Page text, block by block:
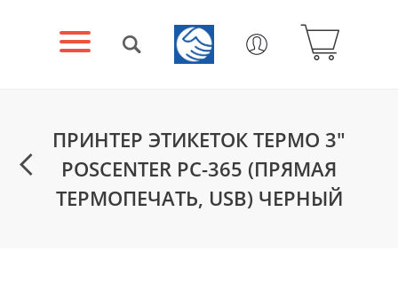
ПРИНТЕР ЭТИКЕТОК ТЕРМО 3"
POSCENTER PC-365 (ПРЯМАЯ
ТЕРМОПЕЧАТЬ, USB) ЧЕРНЫЙ